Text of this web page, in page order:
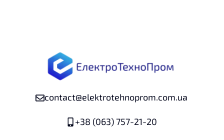
contact@elektrotehnoprom.com.ua
+38 (063) 757-21-20